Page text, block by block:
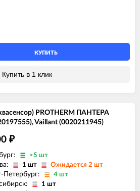
КУПИТЬ
Купить в 1 клик
PROTHERM ПАНТЕРА
Vaillant (0020211945)
₽
>5 шт
1 шт Ожидается 2 шт
Петербург: 4 шт
1 шт